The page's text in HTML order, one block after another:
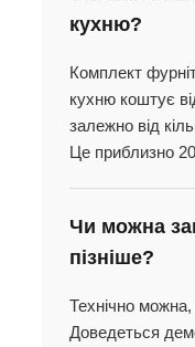
кухню?
Комплект
кухню коштує
залежно від
Це приблизно
Чи можна
пізніше?
Технічно
Доведеться